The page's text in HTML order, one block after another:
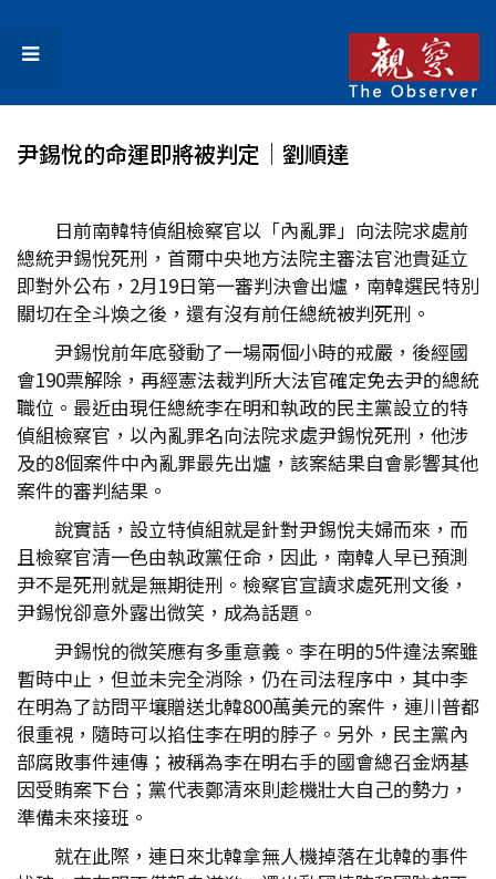
尹錫悅的命運即將被判定│劉順達
日前南韓特偵組檢察官以「內亂罪」向法院求處前
總統尹錫悅死刑，首爾中央地方法院主審法官池貴延立
即對外公布，2月19日第一審判決會出爐，南韓選民特別
關切在全斗煥之後，還有沒有前任總統被判死刑。
尹錫悅前年底發動了一場兩個小時的戒嚴，後經國
會190票解除，再經憲法裁判所大法官確定免去尹的總統
職位。最近由現任總統李在明和執政的民主黨設立的特
偵組檢察官，以內亂罪名向法院求處尹錫悅死刑，他涉
及的8個案件中內亂罪最先出爐，該案結果自會影響其他
案件的審判結果。
說實話，設立特偵組就是針對尹錫悅夫婦而來，而
且檢察官清一色由執政黨任命，因此，南韓人早已預測
尹不是死刑就是無期徒刑。檢察官宣讀求處死刑文後，
尹錫悅卻意外露出微笑，成為話題。
尹錫悅的微笑應有多重意義。李在明的5件違法案雖
暫時中止，但並未完全消除，仍在司法程序中，其中李
在明為了訪問平壤贈送北韓800萬美元的案件，連川普都
很重視，隨時可以掐住李在明的脖子。另外，民主黨內
部腐敗事件連傳；被稱為李在明右手的國會總召金炳基
因受賄案下台；黨代表鄭清來則趁機壯大自己的勢力，
準備未來接班。
就在此際，連日來北韓拿無人機掉落在北韓的事件